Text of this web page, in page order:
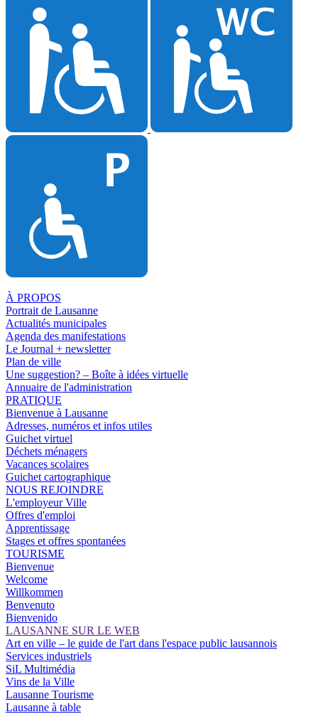
À PROPOS
Portrait de Lausanne
Actualités municipales
Agenda des manifestations
Le Journal + newsletter
Plan de ville
Une suggestion? – Boîte à idées virtuelle
Annuaire de l'administration
PRATIQUE
Bienvenue à Lausanne
Adresses, numéros et infos utiles
Guichet virtuel
Déchets ménagers
Vacances scolaires
Guichet cartographique
NOUS REJOINDRE
L'employeur Ville
Offres d'emploi
Apprentissage
Stages et offres spontanées
TOURISME
Bienvenue
Welcome
Willkommen
Benvenuto
Bienvenido
LAUSANNE SUR LE WEB
Art en ville – le guide de l'art dans l'espace public lausannois
Services industriels
SiL Multimédia
Vins de la Ville
Lausanne Tourisme
Lausanne à table